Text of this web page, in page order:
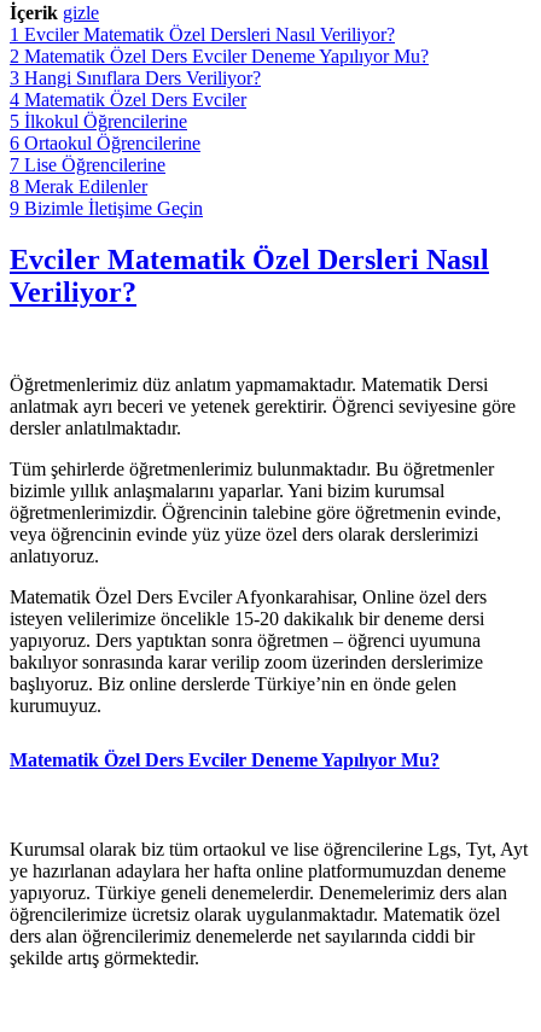
İçerik gizle
1 Evciler Matematik Özel Dersleri Nasıl Veriliyor?
2 Matematik Özel Ders Evciler Deneme Yapılıyor Mu?
3 Hangi Sınıflara Ders Veriliyor?
4 Matematik Özel Ders Evciler
5 İlkokul Öğrencilerine
6 Ortaokul Öğrencilerine
7 Lise Öğrencilerine
8 Merak Edilenler
9 Bizimle İletişime Geçin
Evciler Matematik Özel Dersleri Nasıl
Veriliyor?
Öğretmenlerimiz düz anlatım yapmamaktadır. Matematik Dersi
anlatmak ayrı beceri ve yetenek gerektirir. Öğrenci seviyesine göre
dersler anlatılmaktadır.
Tüm şehirlerde öğretmenlerimiz bulunmaktadır. Bu öğretmenler
bizimle yıllık anlaşmalarını yaparlar. Yani bizim kurumsal
öğretmenlerimizdir. Öğrencinin talebine göre öğretmenin evinde,
veya öğrencinin evinde yüz yüze özel ders olarak derslerimizi
anlatıyoruz.
Matematik Özel Ders Evciler Afyonkarahisar, Online özel ders
isteyen velilerimize öncelikle 15-20 dakikalık bir deneme dersi
yapıyoruz. Ders yaptıktan sonra öğretmen – öğrenci uyumuna
bakılıyor sonrasında karar verilip zoom üzerinden derslerimize
başlıyoruz. Biz online derslerde Türkiye’nin en önde gelen
kurumuyuz.
Matematik Özel Ders Evciler Deneme Yapılıyor Mu?
Kurumsal olarak biz tüm ortaokul ve lise öğrencilerine Lgs, Tyt, Ayt
ye hazırlanan adaylara her hafta online platformumuzdan deneme
yapıyoruz. Türkiye geneli denemelerdir. Denemelerimiz ders alan
öğrencilerimize ücretsiz olarak uygulanmaktadır. Matematik özel
ders alan öğrencilerimiz denemelerde net sayılarında ciddi bir
şekilde artış görmektedir.